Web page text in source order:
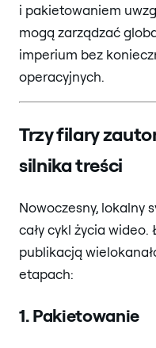
i pakietowaniem
mogą zarządzać
imperium bez
operacyjnych.
Trzy filary
silnika treści
Nowoczesny, lokalny
cały cykl życia
publikacją
etapach:
1. Pakietowanie